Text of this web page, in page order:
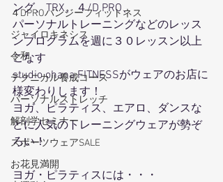
４DPROバンジーフィットネス
ジャイロキネシス
令和
テクニカル養成コース
パーソナルストレッチ
解剖学セミナー
スポーツウェアSALE
お花見満開
ング、TRX、４/D PRO、
パーソナルトレーニングなどのレッス
ンプログラムを週に３０レッスン以上
こなす
studio ohana FITNESSがウェアのお店に
様変わりします！
ヨガ、ピラティス、エアロ、ダンスな
どに人気のトレーニングウェアが勢ぞ
ろい！
ヨガ・ピラティスには・・・